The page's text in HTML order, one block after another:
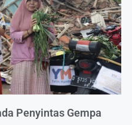
Penyintas Gempa